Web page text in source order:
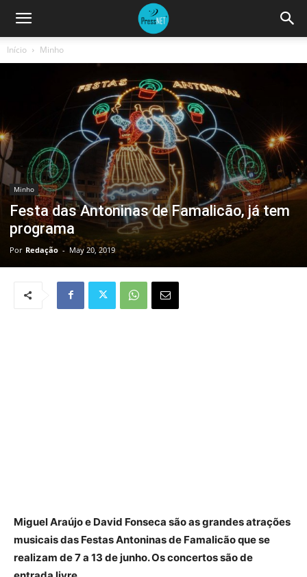
Início Minho
Minho
Festa das Antoninas de Famalicão, já tem
programa
Por Redação - May 20, 2019
Miguel Araújo e David Fonseca são as grandes atrações
musicais das Festas Antoninas de Famalicão que se
realizam de 7 a 13 de junho. Os concertos são de